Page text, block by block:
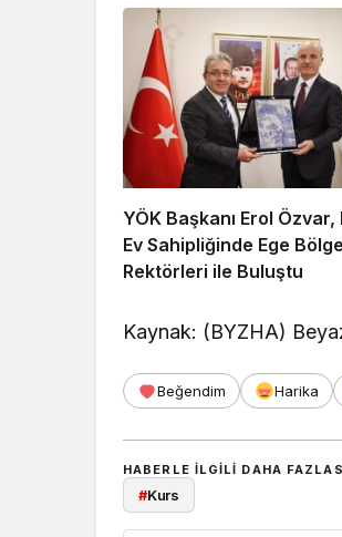
YÖK Başkanı Erol Özvar,
Ev Sahipliğinde Ege
Rektörleri ile Buluştu
Kaynak: (BYZHA)
Beğendim Harika
HABERLE ILGILI DAHA
#Kurs